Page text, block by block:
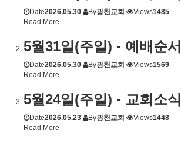
Date2026.05.30 By광천교회 Views1485
Read More
5월31일(주일) - 예배순서
Date2026.05.30 By광천교회 Views1569
Read More
5월24일(주일) - 교회소식
Date2026.05.23 By광천교회 Views1448
Read More